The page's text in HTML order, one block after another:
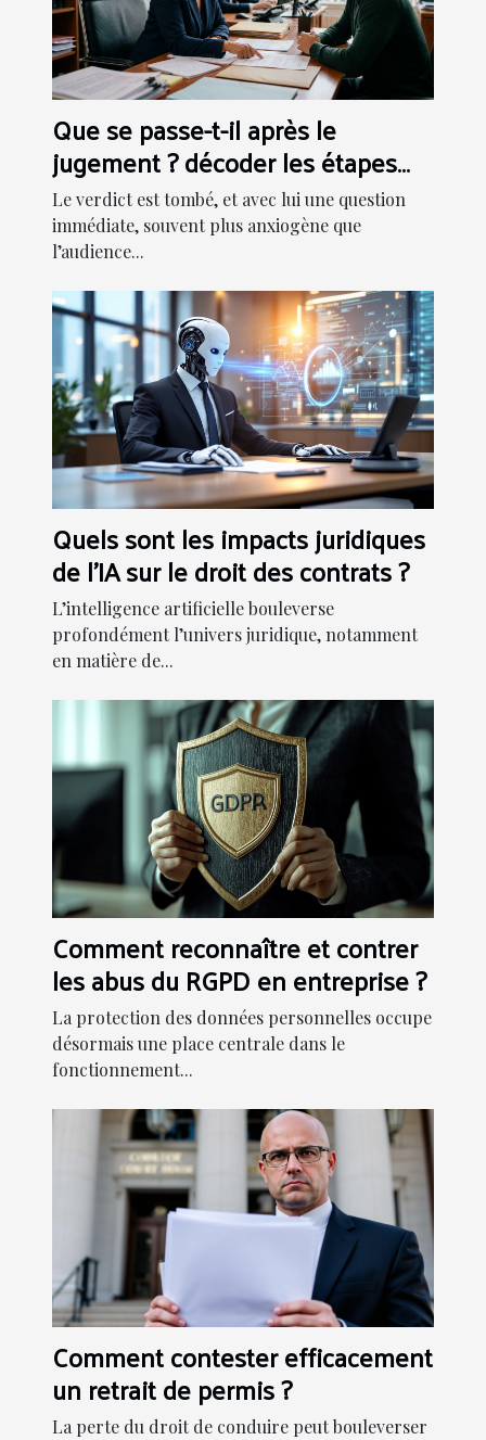
Que se passe-t-il après le
jugement ? décoder les étapes
d’exécution
Le verdict est tombé, et avec lui une question
immédiate, souvent plus anxiogène que
l’audience...
Quels sont les impacts juridiques
de l'IA sur le droit des contrats ?
L’intelligence artificielle bouleverse
profondément l’univers juridique, notamment
en matière de...
Comment reconnaître et contrer
les abus du RGPD en entreprise ?
La protection des données personnelles occupe
désormais une place centrale dans le
fonctionnement...
Comment contester efficacement
un retrait de permis ?
La perte du droit de conduire peut bouleverser